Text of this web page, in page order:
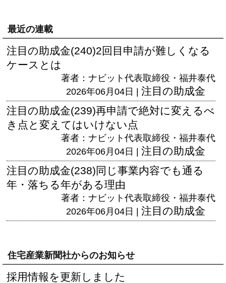
最近の連載
注目の助成金(240)2回目申請が難しくなる
ケースとは
著者：ナビット代表取締役・福井泰代
2026年06月04日 | 注目の助成金
注目の助成金(239)再申請で絶対に変えるべ
き点と変えてはいけない点
著者：ナビット代表取締役・福井泰代
2026年06月04日 | 注目の助成金
注目の助成金(238)同じ事業内容でも通る
年・落ちる年がある理由
著者：ナビット代表取締役・福井泰代
2026年06月04日 | 注目の助成金
住宅産業新聞社からのお知らせ
採用情報を更新しました